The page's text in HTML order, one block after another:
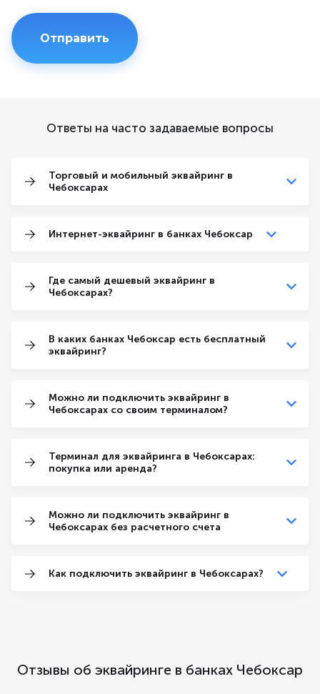
Ответы на часто задаваемые вопросы
Торговый и мобильный эквайринг в
Чебоксарах
Интернет-эквайринг в банках Чебоксар
Где самый дешевый эквайринг в
Чебоксарах?
В каких банках Чебоксар есть бесплатный
эквайринг?
Можно ли подключить эквайринг в
Чебоксарах со своим терминалом?
Терминал для эквайринга в Чебоксарах:
покупка или аренда?
Можно ли подключить эквайринг в
Чебоксарах без расчетного счета
Как подключить эквайринг в Чебоксарах?
Отзывы об эквайринге в банках Чебоксар